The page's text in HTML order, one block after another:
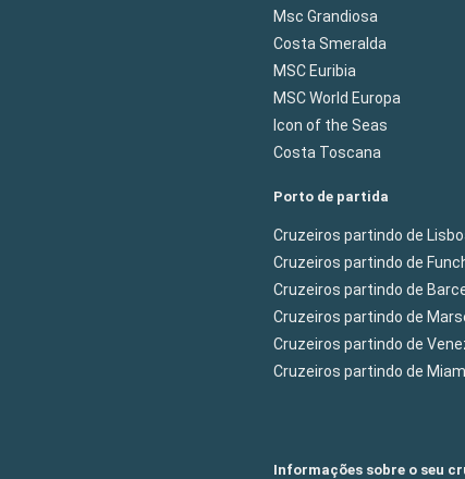
Msc Grandiosa
Costa Smeralda
MSC Euribia
MSC World Europa
Icon of the Seas
Costa Toscana
Porto de partida
Cruzeiros partindo de
Cruzeiros partindo de
Cruzeiros partindo de
Cruzeiros partindo de
Cruzeiros partindo de
Cruzeiros partindo de Miam
Informações sobre o seu